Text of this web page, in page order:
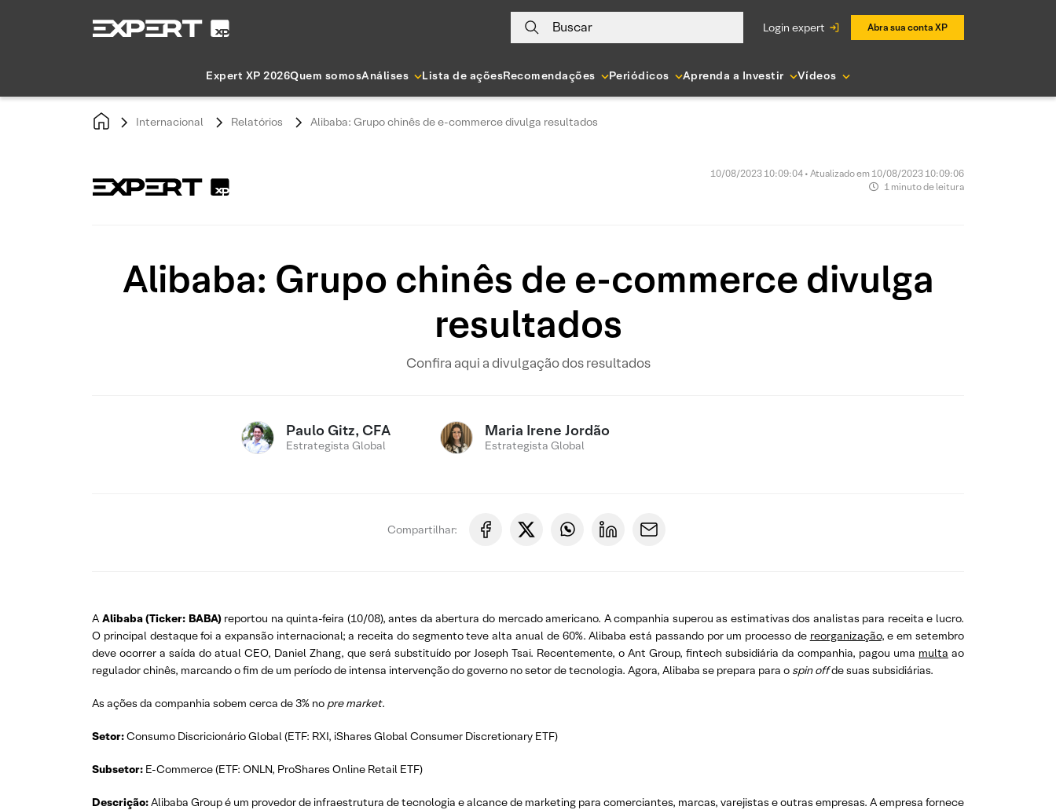
Buscar login expert Abra sua conta XP
Expert XP 2026Quem somosAnálises Lista de açõesRecomendações Periódicos Aprenda a Investir Vídeos
Internacional Relatórios Alibaba: Grupo chinês de e-commerce divulga resultados
10/08/2023 10:09:04 • Atualizado em 10/08/2023 10:09:06
1 minuto de leitura
Alibaba: Grupo chinês de e-commerce divulga
resultados
Confira aqui a divulgação dos resultados
Paulo Gitz, CFA
Estrategista Global
Maria Irene Jordão
Estrategista Global
Compartilhar:
A Alibaba (Ticker: BABA)reportou na quinta-feira (10/08), antes da abertura do mercado americano. A companhia superou as estimativas dos analistas para receita e lucro.
O principal destaque foi a expansão internacional; a receita do segmento teve alta anual de 60%. Alibaba está passando por um processo de reorganização, e em setembro
deve ocorrer a saída do atual CEO, Daniel Zhang, que será substituído por Joseph Tsai. Recentemente, o Ant Group, fintech subsidiária da companhia, pagou uma multa ao
regulador chinês, marcando o fim de um período de intensa intervenção do governo no setor de tecnologia. Agora, Alibaba se prepara para o spin offde suas subsidiárias.
As ações da companhia sobem cerca de 3% no pre market.
Setor:Consumo Discricionário Global (ETF: RXI, iShares Global Consumer Discretionary ETF)
Subsetor: E-Commerce (ETF: ONLN, ProShares Online Retail ETF)
Descrição:Alibaba Group é um provedor de infraestrutura de tecnologia e alcance de marketing para comerciantes, marcas, varejistas e outras empresas. A empresa fornece